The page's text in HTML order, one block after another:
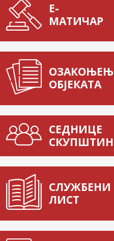
Е-
МАТИЧАР
ОБЈЕКАТА
СЕДНИЦЕ
СЛУЖБЕНИ
ЛИСТ